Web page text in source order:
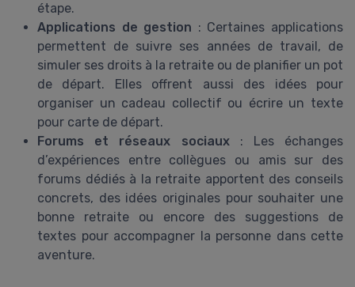
étape.
Applications de gestion : Certaines applications
permettent de suivre ses années de travail, de
simuler ses droits à la retraite ou de planifier un pot
de départ. Elles offrent aussi des idées pour
organiser un cadeau collectif ou écrire un texte
pour carte de départ.
Forums et réseaux sociaux: Les échanges
d’expériences entre collègues ou amis sur des
forums dédiés à la retraite apportent des conseils
concrets, des idées originales pour souhaiter une
bonne retraite ou encore des suggestions de
textes pour accompagner la personne dans cette
aventure.